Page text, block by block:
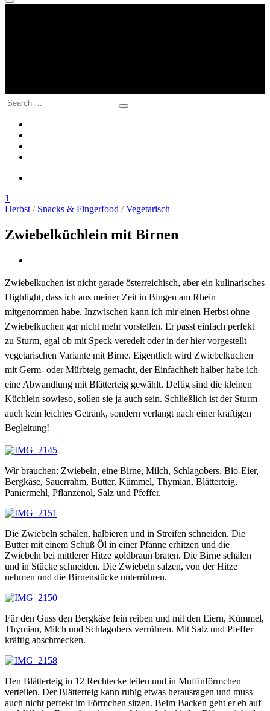
1
Herbst / Snacks & Fingerfood /Vegetarisch
Zwiebelküchlein mit Birnen
Zwiebelkuchen ist nicht gerade österreichisch, aber ein kulinarisches
Highlight, dass ich aus meiner Zeit in Bingen am Rhein
mitgenommen habe. Inzwischen kann ich mir einen Herbst ohne
Zwiebelkuchen gar nicht mehr vorstellen. Er passt einfach perfekt
zu Sturm, egal ob mit Speck veredelt oder in der hier vorgestellt
vegetarischen Variante mit Birne. Eigentlich wird Zwiebelkuchen
mit Germ- oder Mürbteig gemacht, der Einfachheit halber habe ich
eine Abwandlung mit Blätterteig gewählt. Deftig sind die kleinen
Küchlein sowieso, sollen sie ja auch sein. Schließlich ist der Sturm
auch kein leichtes Getränk, sondern verlangt nach einer kräftigen
Begleitung!
Wir brauchen: Zwiebeln, eine Birne, Milch, Schlagobers, Bio-Eier,
Bergkäse, Sauerrahm, Butter, Kümmel, Thymian, Blätterteig,
Paniermehl, Pflanzenöl, Salz und Pfeffer.
Die Zwiebeln schälen, halbieren und in Streifen schneiden. Die
Butter mit einem Schuß Öl in einer Pfanne erhitzen und die
Zwiebeln bei mittlerer Hitze goldbraun braten. Die Birne schälen
und in Stücke schneiden. Die Zwiebeln salzen, von der Hitze
nehmen und die Birnenstücke unterrühren.
Für den Guss den Bergkäse fein reiben und mit den Eiern, Kümmel,
Thymian, Milch und Schlagobers verrühren. Mit Salz und Pfeffer
kräftig abschmecken.
Den Blätterteig in 12 Rechtecke teilen und in Muffinförmchen
verteilen. Der Blätterteig kann ruhig etwas herausragen und muss
auch nicht perfekt im Förmchen sitzen. Beim Backen geht er eh auf